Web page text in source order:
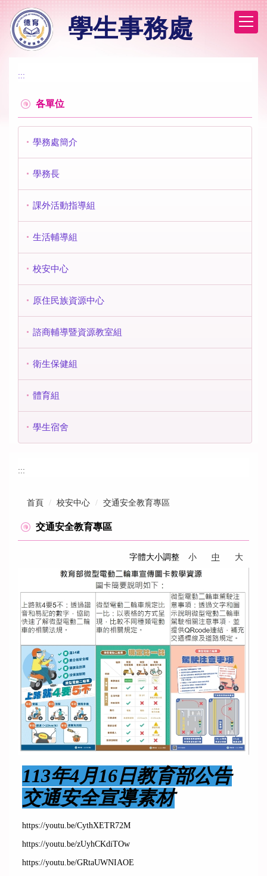
到
主
學生事務處
:::
各單位
學務處簡介
學務長
課外活動指導組
生活輔導組
校安中心
原住民族資源中心
諮商輔導暨資源教室組
衛生保健組
體育組
學生宿舍
:::
首頁 校安中心 交通安全教育專區
交通安全教育專區
字體大小調整 小 中 大
113年4月16日教育部公告
交通安全宣導素材
https://youtu.be/CythXETR72M
https://youtu.be/zUyhCKdiTOw
https://youtu.be/GRtaUWNIAOE